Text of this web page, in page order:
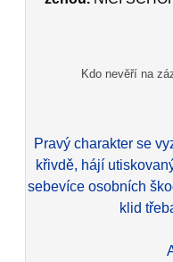
Kdo nevěří na
Pravý charakter se
křivdě, hájí
sebevíce osobních
klid